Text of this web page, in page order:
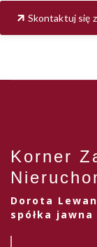
Skontaktuj się
Korner
Dorota
spółka jawna